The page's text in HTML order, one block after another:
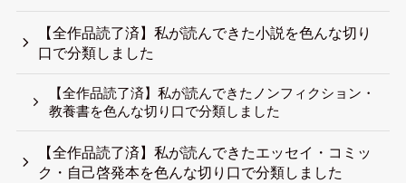
【全作品読了済】私が読んできた小説を色んな切り
口で分類しました
【全作品読了済】私が読んできたノンフィクション・
教養書を色んな切り口で分類しました
【全作品読了済】私が読んできたエッセイ・コミッ
ク・自己啓発本を色んな切り口で分類しました